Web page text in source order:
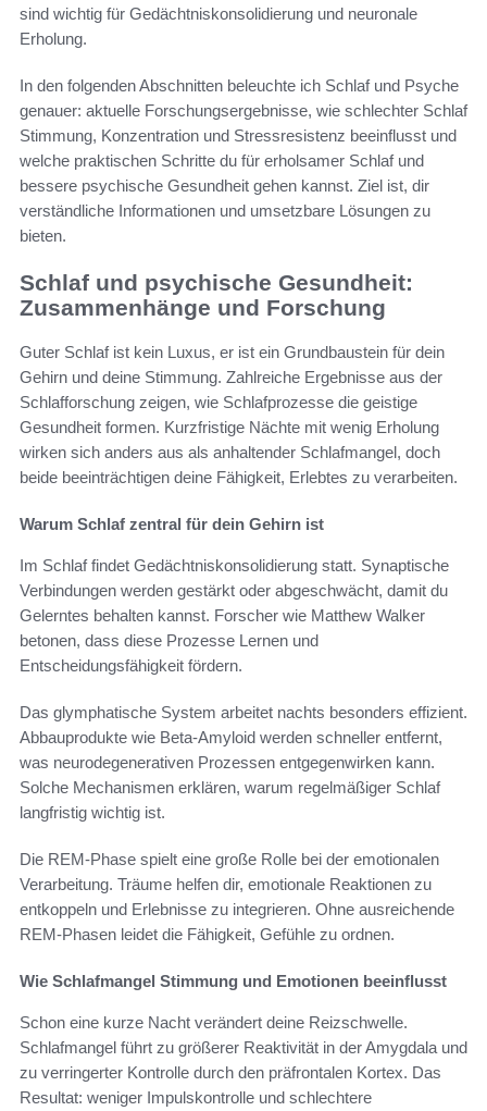
sind wichtig für Gedächtniskonsolidierung und neuronale
Erholung.
In den folgenden Abschnitten beleuchte ich Schlaf und Psyche
genauer: aktuelle Forschungsergebnisse, wie schlechter Schlaf
Stimmung, Konzentration und Stressresistenz beeinflusst und
welche praktischen Schritte du für erholsamer Schlaf und
bessere psychische Gesundheit gehen kannst. Ziel ist, dir
verständliche Informationen und umsetzbare Lösungen zu
bieten.
Schlaf und psychische Gesundheit:
Zusammenhänge und Forschung
Guter Schlaf ist kein Luxus, er ist ein Grundbaustein für dein
Gehirn und deine Stimmung. Zahlreiche Ergebnisse aus der
Schlafforschung zeigen, wie Schlafprozesse die geistige
Gesundheit formen. Kurzfristige Nächte mit wenig Erholung
wirken sich anders aus als anhaltender Schlafmangel, doch
beide beeinträchtigen deine Fähigkeit, Erlebtes zu verarbeiten.
Warum Schlaf zentral für dein Gehirn ist
Im Schlaf findet Gedächtniskonsolidierung statt. Synaptische
Verbindungen werden gestärkt oder abgeschwächt, damit du
Gelerntes behalten kannst. Forscher wie Matthew Walker
betonen, dass diese Prozesse Lernen und
Entscheidungsfähigkeit fördern.
Das glymphatische System arbeitet nachts besonders effizient.
Abbauprodukte wie Beta-Amyloid werden schneller entfernt,
was neurodegenerativen Prozessen entgegenwirken kann.
Solche Mechanismen erklären, warum regelmäßiger Schlaf
langfristig wichtig ist.
Die REM-Phase spielt eine große Rolle bei der emotionalen
Verarbeitung. Träume helfen dir, emotionale Reaktionen zu
entkoppeln und Erlebnisse zu integrieren. Ohne ausreichende
REM-Phasen leidet die Fähigkeit, Gefühle zu ordnen.
Wie Schlafmangel Stimmung und Emotionen beeinflusst
Schon eine kurze Nacht verändert deine Reizschwelle.
Schlafmangel führt zu größerer Reaktivität in der Amygdala und
zu verringerter Kontrolle durch den präfrontalen Kortex. Das
Resultat: weniger Impulskontrolle und schlechtere